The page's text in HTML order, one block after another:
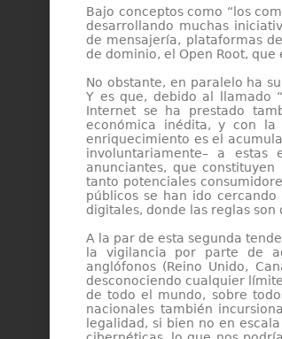
Bajo conceptos como “los
desarrollando muchas
de mensajería, plataformas
de dominio, el Open Root, que
No obstante, en paralelo ha
Y es que, debido al llamado
Internet se ha prestado
económica inédita, y con la
enriquecimiento es el
involuntariamente– a estas
anunciantes, que
tanto potenciales
públicos se han ido
digitales, donde las reglas
A la par de esta segunda
la vigilancia por parte de
anglófonos (Reino Unido,
desconociendo cualquier
de todo el mundo, sobre
nacionales también
legalidad, si bien no en